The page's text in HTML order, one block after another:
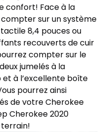
confort! Face à la
sur un système
8,4 pouces ou
recouverts de cuir
compter sur le
jumelés à la
à l’excellente boîte
pourrez ainsi
de votre Cherokee
Cherokee 2020
terrain!